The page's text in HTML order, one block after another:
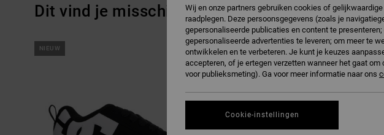
Dit vind je misschien ook leuk
naar
zoekfiltercriteria
naar
sorteren
NIEUW NIEUW
Wij en onze partners gebruiken cookies of
raadplegen. Deze persoonsgegevens (zoals je
gepersonaliseerde publicaties en content te
gepersonaliseerde advertenties te leveren; om meer te
ontwikkelen en te verbeteren. Je kunt je keuzes
accepteren, of je ertegen verzetten wanneer het gaat
voor publieksmeting). Ga voor meer informatie naar ons
Cookie-instellingen